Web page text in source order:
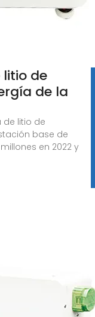
de
de la
litio de
base de
en 2022 y